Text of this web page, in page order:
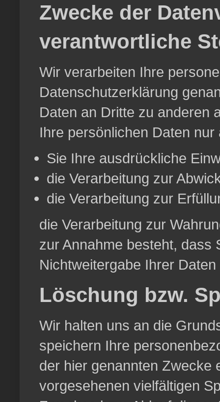
Zwecke der
verantwortliche
Wir verarbeiten Ihre
Datenschutzerklärung
Daten an Dritte zu anderen
Ihre persönlichen Daten
Sie Ihre ausdrückliche
die Verarbeitung zur
die Verarbeitung zur
die Verarbeitung zur
zur Annahme besteht, dass
Nichtweitergabe Ihrer
Löschung bzw.
Wir halten uns an die
speichern Ihre
der hier genannten Zwecke
vorgesehenen vielfältigen